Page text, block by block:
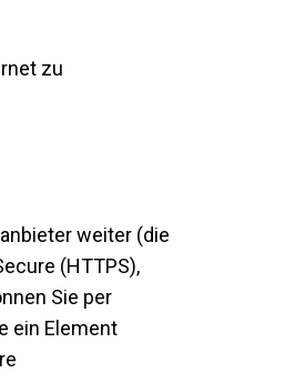
zu
weiter (die
(HTTPS),
Sie per
ein Element